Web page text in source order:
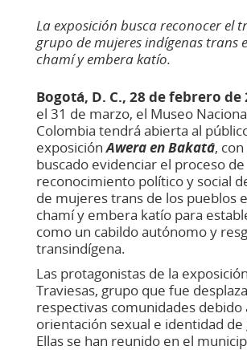
La exposición busca reconocer el
grupo de mujeres indígenas trans
chamí y embera katío.​
Bogotá, D. C., 28 de febrero de
el 31 de marzo, el Museo
Colombia tendrá abierta al
exposiciónAwera en Bakatá, con
buscado evidenciar el proceso de
reconocimiento político y social
de mujeres trans de los pueblos
chamí y embera katío para
como un cabildo autónomo y
transindígena.
Las protagonistas de la
Traviesas, grupo que fue
respectivas comunidades debido
orientación sexual e identidad
Ellas se han reunido en el